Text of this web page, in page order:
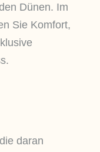
Dünen. Im
Sie Komfort,
daran